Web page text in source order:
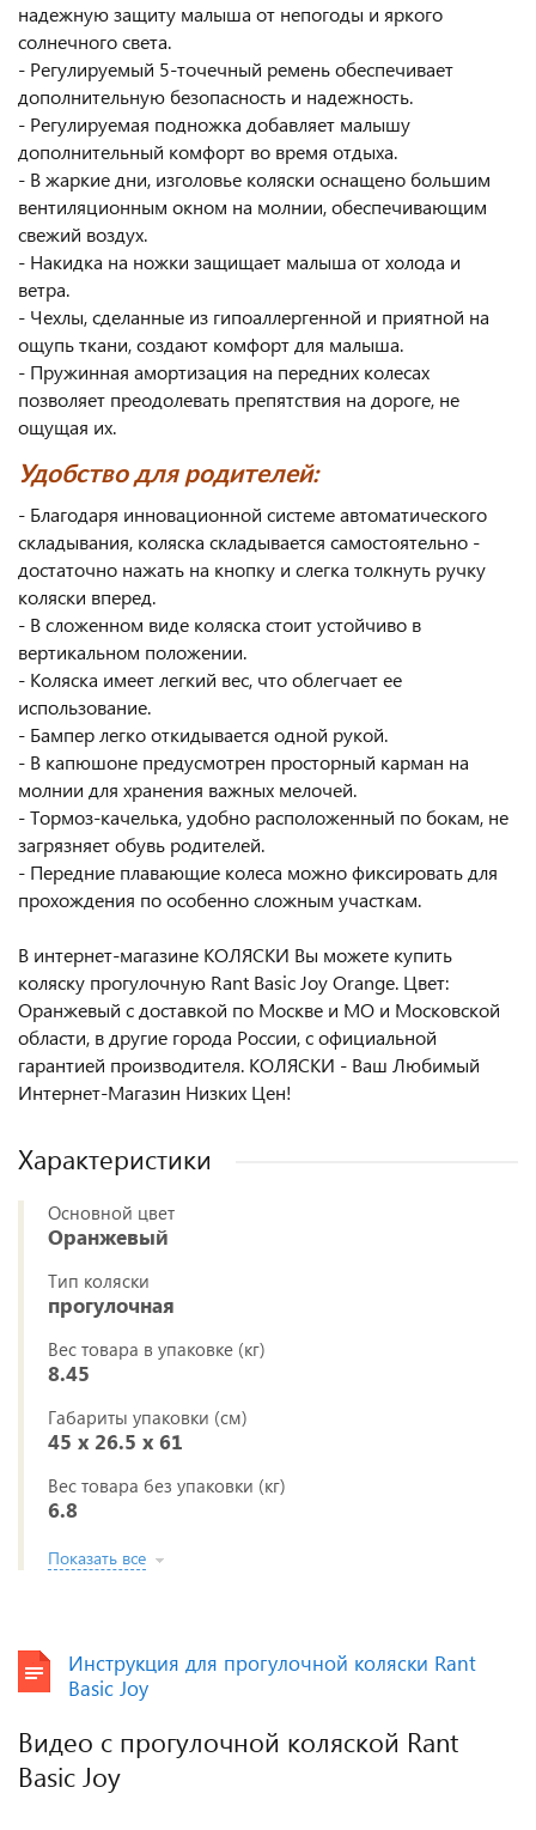
надежную защиту малыша от непогоды и яркого
солнечного света.
- Регулируемый 5-точечный ремень обеспечивает
дополнительную безопасность и надежность.
- Регулируемая подножка добавляет малышу
дополнительный комфорт во время отдыха.
- В жаркие дни, изголовье коляски оснащено большим
вентиляционным окном на молнии, обеспечивающим
свежий воздух.
- Накидка на ножки защищает малыша от холода и
ветра.
- Чехлы, сделанные из гипоаллергенной и приятной на
ощупь ткани, создают комфорт для малыша.
- Пружинная амортизация на передних колесах
позволяет преодолевать препятствия на дороге, не
ощущая их.
Удобство для родителей:
- Благодаря инновационной системе автоматического
складывания, коляска складывается самостоятельно -
достаточно нажать на кнопку и слегка толкнуть ручку
коляски вперед.
- В сложенном виде коляска стоит устойчиво в
вертикальном положении.
- Коляска имеет легкий вес, что облегчает ее
использование.
- Бампер легко откидывается одной рукой.
- В капюшоне предусмотрен просторный карман на
молнии для хранения важных мелочей.
- Тормоз-качелька, удобно расположенный по бокам, не
загрязняет обувь родителей.
- Передние плавающие колеса можно фиксировать для
прохождения по особенно сложным участкам.
В интернет-магазине КОЛЯСКИ Вы можете купить
коляску прогулочную Rant Basic Joy Orange. Цвет:
Оранжевый с доставкой по Москве и МО и Московской
области, в другие города России, с официальной
гарантией производителя. КОЛЯСКИ - Ваш Любимый
Интернет-Магазин Низких Цен!
Характеристики
Основной цвет
Оранжевый
Тип коляски
прогулочная
Вес товара в упаковке (кг)
8.45
Габариты упаковки (см)
45 x 26.5 x 61
Вес товара без упаковки (кг)
6.8
Показать все
Инструкция для прогулочной коляски Rant
Basic Joy
Видео с прогулочной коляской Rant
Basic Joy